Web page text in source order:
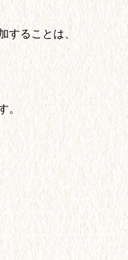
することは、
。